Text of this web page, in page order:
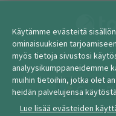
©
Käytämme evästeitä
ominaisuuksien
myös tietoja sivustosi
analyysikumppaneidemme
muihin tietoihin, jotka olet
heidän palvelujensa
Lue lisää evästeiden